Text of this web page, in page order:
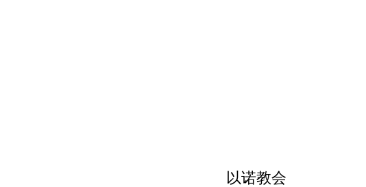
以诺教会